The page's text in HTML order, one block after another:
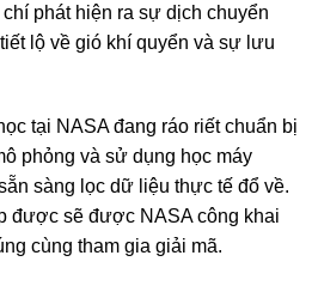
phát hiện ra sự dịch chuyển
lộ về gió khí quyển và sự lưu
tại NASA đang ráo riết chuẩn bị
phỏng và sử dụng học máy
sàng lọc dữ liệu thực tế đổ về.
được sẽ được NASA công khai
cùng tham gia giải mã.